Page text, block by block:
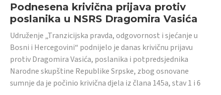
Podnesena krivična prijava protiv
poslanika u NSRS Dragomira Vasića
Udruženje „Tranzicijska pravda, odgovornost i sjećanje u
Bosni i Hercegovini“ podnijelo je danas krivičnu prijavu
protiv Dragomira Vasića, poslanika i potpredsjednika
Narodne skupštine Republike Srpske, zbog osnovane
sumnje da je počinio krivična djela iz člana 145a, stav 1 i 6